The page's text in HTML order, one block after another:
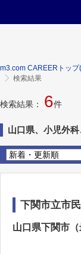
m3.com CAREERトッ
検索結果
検索結果： 6件
山口県、小児外
下関市立市
山口県下関市